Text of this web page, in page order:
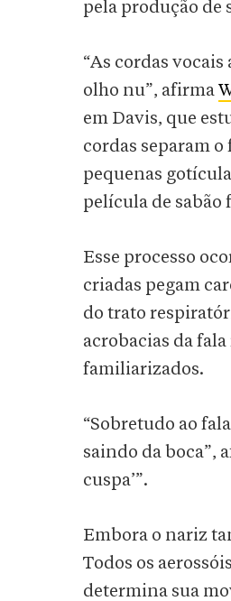
pela produção de
“As cordas
olho nu”, afirma
em Davis, que
cordas separam
pequenas
película de sabão
Esse processo
criadas pegam
do trato
acrobacias da
familiarizados.
“Sobretudo ao
saindo da boca”,
cuspa’”.
Embora o nariz
Todos os
determina sua